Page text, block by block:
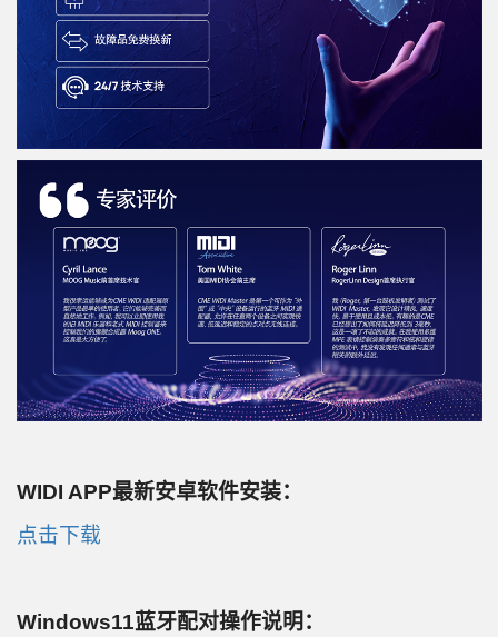
WIDI APP最新安卓软件安装：
点击下载
Windows11蓝牙配对操作说明：